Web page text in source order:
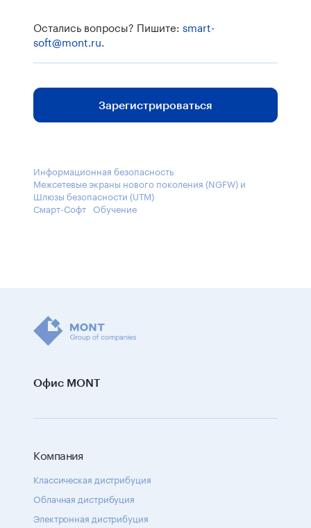
Остались вопросы? Пишите: smart-
soft@mont.ru.
Зарегистрироваться
Информационная безопасность
Межсетевые экраны нового поколения (NGFW) и
Шлюзы безопасности (UTM)
Смарт-Софт Обучение
Офис MONT
Компания
Классическая дистрибуция
Облачная дистрибуция
Электронная дистрибуция